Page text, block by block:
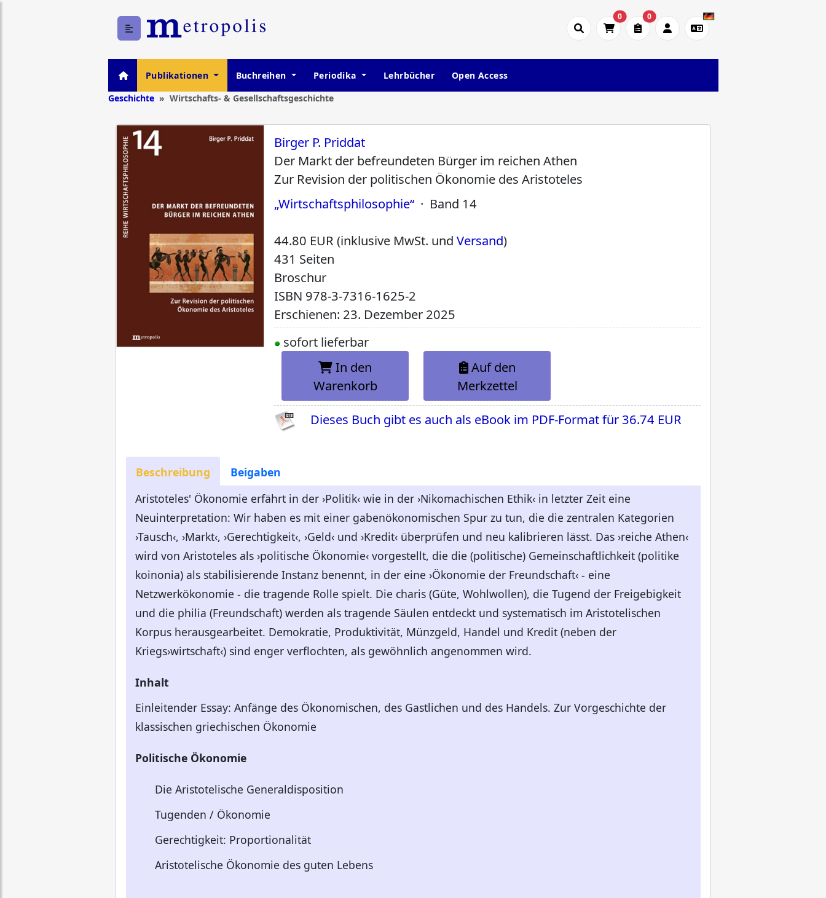
0 0
Publikationen Buchreihen Periodika Lehrbücher
Open Access
Geschichte
Wirtschafts- & Gesellschaftsgeschichte
Birger P. Priddat
Der Markt der befreundeten Bürger im reichen Athen
Zur Revision der politischen Ökonomie des Aristoteles
„Wirtschaftsphilosophie“ · Band 14
44.80 EUR (inklusive MwSt. undVersand)
431 Seiten
Broschur
ISBN 978-3-7316-1625-2
Erschienen: 23. Dezember 2025
sofort lieferbar
In den
Warenkorb
Auf den
Merkzettel
Dieses Buch gibt es auch als eBook im PDF-Format für36.74 EUR
Beschreibung
Beigaben
Aristoteles' Ökonomie erfährt in der ›Politik‹ wie in der ›Nikomachischen Ethik‹ in letzter Zeit eine
Neuinterpretation: Wir haben es mit einer gabenökonomischen Spur zu tun, die die zentralen Kategorien
›Tausch‹, ›Markt‹, ›Gerechtigkeit‹, ›Geld‹ und ›Kredit‹ überprüfen und neu kalibrieren lässt. Das ›reiche Athen‹
wird von Aristoteles als ›politische Ökonomie‹ vorgestellt, die die (politische) Gemeinschaftlichkeit (politike
koinonia) als stabilisierende Instanz benennt, in der eine ›Ökonomie der Freundschaft‹ - eine
Netzwerkökonomie - die tragende Rolle spielt. Die charis (Güte, Wohlwollen), die Tugend der Freigebigkeit
und die philia (Freundschaft) werden als tragende Säulen entdeckt und systematisch im Aristotelischen
Korpus herausgearbeitet. Demokratie, Produktivität, Münzgeld, Handel und Kredit (neben der
Kriegs›wirtschaft‹) sind enger verflochten, als gewöhnlich angenommen wird.
Inhalt
Einleitender Essay: Anfänge des Ökonomischen, des Gastlichen und des Handels. Zur Vorgeschichte der
klassischen griechischen Ökonomie
Politische Ökonomie
Die Aristotelische Generaldisposition
Tugenden / Ökonomie
Gerechtigkeit: Proportionalität
Aristotelische Ökonomie des guten Lebens